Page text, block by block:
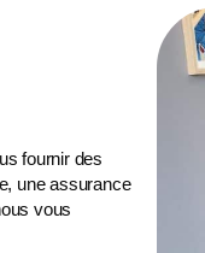
fournir des
, uneassurance
vous